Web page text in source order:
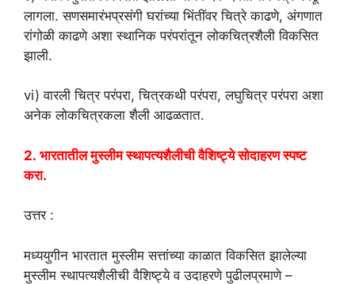
लागला. सणसमारंभप्रसंगी घरांच्या भिंतींवर चित्रे काढणे, अंगणात
रांगोळी काढणे अशा स्थानिक परंपरांतून लोकचित्रशैली विकसित
झाली.
vi) वारली चित्र परंपरा, चित्रकथी परंपरा, लघुचित्र परंपरा अशा
अनेक लोकचित्रकला शैली आढळतात.
2. भारतातील मुस्लीम स्थापत्यशैलीची वैशिष्ट्ये सोदाहरण स्पष्ट
करा.
उत्तर :
मध्ययुगीन भारतात मुस्लीम सत्तांच्या काळात विकसित झालेल्या
मुस्लीम स्थापत्यशैलीची वैशिष्ट्ये व उदाहरणे पुढीलप्रमाणे –